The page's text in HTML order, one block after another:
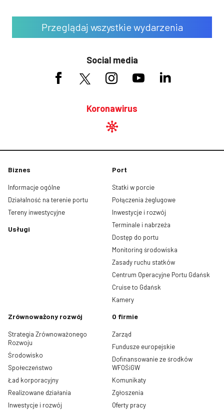
Przeglądaj wszystkie wydarzenia
Social media
Koronawirus
Biznes
Informacje ogólne
Działalność na terenie portu
Tereny inwestycyjne
Usługi
Port
Statki w porcie
Połączenia żeglugowe
Inwestycje i rozwój
Terminale i nabrzeża
Dostęp do portu
Monitoring środowiska
Zasady ruchu statków
Centrum Operacyjne Portu Gdańsk
Cruise to Gdańsk
Kamery
Zrównoważony rozwój
Strategia Zrównoważonego
Rozwoju
Środowisko
Społeczeństwo
Ład korporacyjny
Realizowane działania
Inwestycje i rozwój
O firmie
Zarząd
Fundusze europejskie
Dofinansowanie ze środków
WFOŚiGW
Komunikaty
Zgłoszenia
Oferty pracy